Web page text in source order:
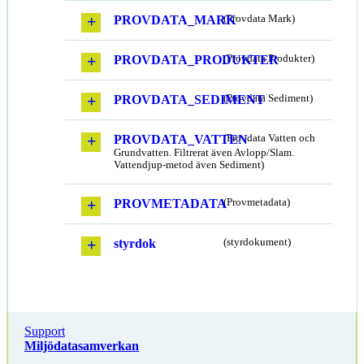
PROVDATA_MARK(Provdata Mark)
PROVDATA_PRODUKTER
(Provdata Produkter)
PROVDATA_SEDIMENT(Provdata Sediment)
PROVDATA_VATTEN(Provdata Vatten och
Grundvatten. Filtrerat även Avlopp/Slam.
Vattendjup-metod även Sediment)
PROVMETADATA(Provmetadata)
styrdok (styrdokument)
Support
Miljödatasamverkan